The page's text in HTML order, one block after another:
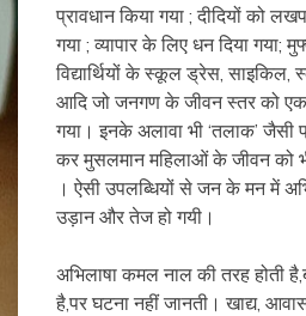
प्रावधान किया गया ; दीदियों को
गया ; व्यापार के लिए धन दिया गया;
विद्यार्थियों के स्कूल ड्रेस, साइकिल,
आदि जो जनगण के जीवन स्तर को
गया। इनके अलावा भी ‘तलाक’ जैसी
कर मुसलमान महिलाओं के जीवन को भी
। ऐसी उपलब्धियों से जन के मन में
उड़ान और तेज हो गयी।
अभिलाषा कमल नाल की तरह होती
है,पर घटना नहीं जानती। खाद्य,